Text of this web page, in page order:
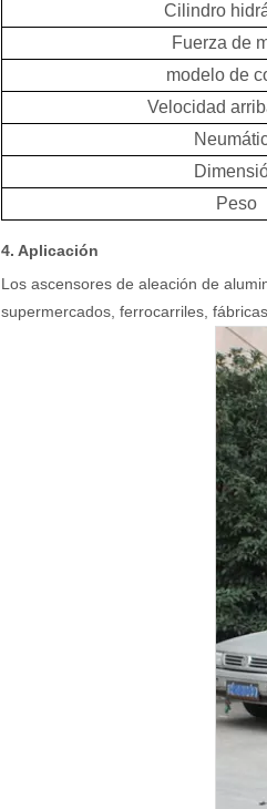
Cilindro
Fuerza de
modelo de
Velocidad
Peso
4. Aplicación
Los ascensores de aleación de
supermercados, ferrocarriles,